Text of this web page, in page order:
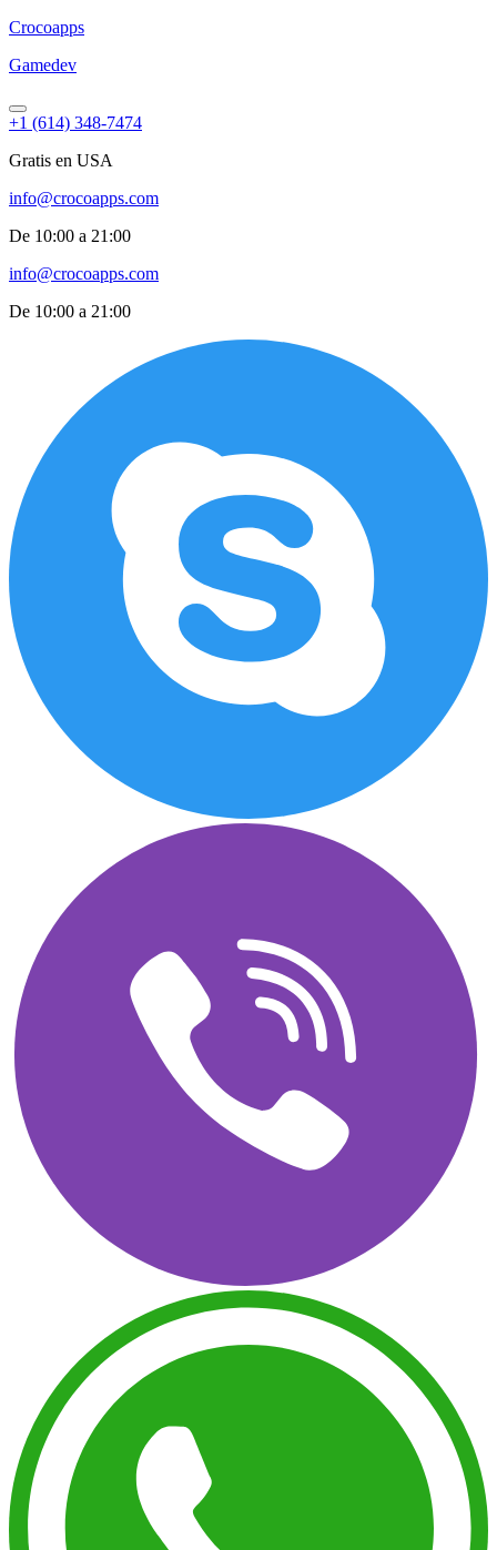
Crocoapps
Gamedev
+1 (614) 348-7474
Gratis en USA
info@crocoapps.com
De 10:00 a 21:00
info@crocoapps.com
De 10:00 a 21:00